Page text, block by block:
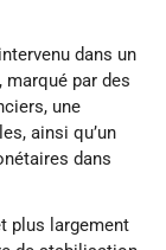
dans un
par des
une
ainsi qu’un
dans
plus largement